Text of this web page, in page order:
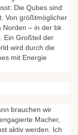
Die Qubes sind
Von größtmöglicher
Norden – in der bk
Ein Großteil der
wird durch die
mit Energie
brauchen wir
Macher,
aktiv werden. Ich